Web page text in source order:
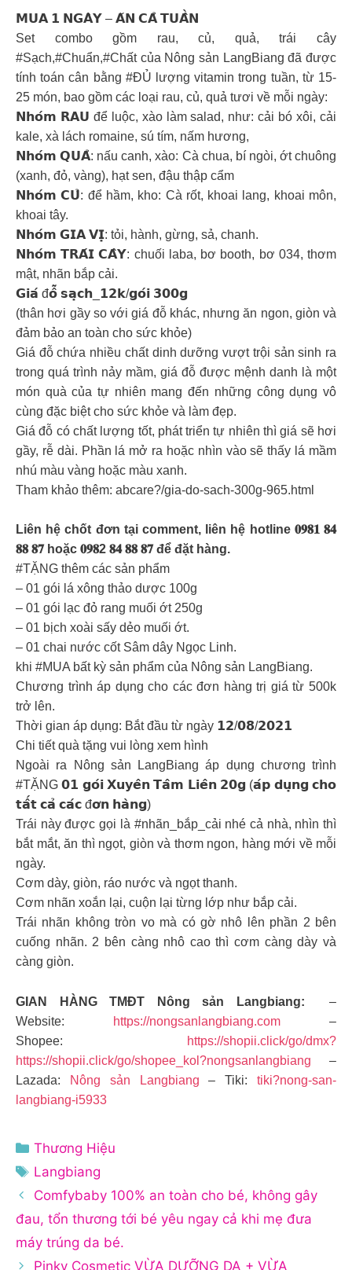
𝗠𝗨𝗔 𝟭 𝗡𝗚𝗔̀𝗬 – 𝗔̆𝗡 𝗖𝗔̉ 𝗧𝗨𝗔̂̀𝗡
Set combo gồm rau, củ, quả, trái cây
#Sạch,#Chuẩn,#Chất của Nông sản LangBiang đã được
tính toán cân bằng #ĐỦ lượng vitamin trong tuần, từ 15-
25 món, bao gồm các loại rau, củ, quả tươi về mỗi ngày:
𝗡𝗵𝗼́𝗺 𝗥𝗔𝗨 để luộc, xào làm salad, như: cải bó xôi, cải
kale, xà lách romaine, sú tím, nấm hương,
𝗡𝗵𝗼́𝗺 𝗤𝗨𝗔̉: nấu canh, xào: Cà chua, bí ngòi, ớt chuông
(xanh, đỏ, vàng), hạt sen, đậu thập cẩm
𝗡𝗵𝗼́𝗺 𝗖𝗨̉: để hầm, kho: Cà rốt, khoai lang, khoai môn,
khoai tây.
𝗡𝗵𝗼́𝗺 𝗚𝗜𝗔 𝗩𝗜̣: tỏi, hành, gừng, sả, chanh.
𝗡𝗵𝗼́𝗺 𝗧𝗥𝗔́𝗜 𝗖𝗔̂𝗬: chuối laba, bơ booth, bơ 034, thơm
mật, nhãn bắp cải.
𝗚𝗶𝗮́ đ𝗼̂̃ 𝘀𝗮̣𝗰𝗵_𝟭𝟮𝗸/𝗴𝗼́𝗶 𝟯𝟬𝟬𝗴
(thân hơi gầy so với giá đỗ khác, nhưng ăn ngon, giòn và
đảm bảo an toàn cho sức khỏe)
Giá đỗ chứa nhiều chất dinh dưỡng vượt trội sản sinh ra
trong quá trình nảy mầm, giá đỗ được mệnh danh là một
món quà của tự nhiên mang đến những công dụng vô
cùng đặc biệt cho sức khỏe và làm đẹp.
Giá đỗ có chất lượng tốt, phát triển tự nhiên thì giá sẽ hơi
gầy, rễ dài. Phần lá mở ra hoặc nhìn vào sẽ thấy lá mầm
nhú màu vàng hoặc màu xanh.
Tham khảo thêm: abcare?/gia-do-sach-300g-965.html
Liên hệ chốt đơn tại comment, liên hệ hotline 𝟎𝟗𝟖𝟏 𝟖𝟒
𝟖𝟖 𝟖𝟕 hoặc 𝟎𝟗𝟖2 𝟖𝟒 𝟖𝟖 𝟖𝟕 để đặt hàng.
#TẶNG thêm các sản phẩm
– 01 gói lá xông thảo dược 100g
– 01 gói lạc đỏ rang muối ớt 250g
– 01 bịch xoài sấy dẻo muối ớt.
– 01 chai nước cốt Sâm dây Ngọc Linh.
khi #MUA bất kỳ sản phẩm của Nông sản LangBiang.
Chương trình áp dụng cho các đơn hàng trị giá từ 500k
trở lên.
Thời gian áp dụng: Bắt đầu từ ngày 𝟭𝟮/𝟬𝟴/𝟮𝟬𝟮𝟭
Chi tiết quà tặng vui lòng xem hình
Ngoài ra Nông sản LangBiang áp dụng chương trình
#TẶNG 𝟬𝟭 𝗴𝗼́𝗶 𝗫𝘂𝘆𝗲̂𝗻 𝗧𝗮̂𝗺 𝗟𝗶𝗲̂𝗻 𝟮𝟬𝗴 (𝗮́𝗽 𝗱𝘂̣𝗻𝗴 𝗰𝗵𝗼
𝘁𝗮̂́𝘁 𝗰𝗮̉ 𝗰𝗮́𝗰 đ𝗼̛𝗻 𝗵𝗮̀𝗻𝗴)
Trái này được gọi là #nhãn_bắp_cải nhé cả nhà, nhìn thì
bắt mắt, ăn thì ngọt, giòn và thơm ngon, hàng mới về mỗi
ngày.
Cơm dày, giòn, ráo nước và ngọt thanh.
Cơm nhãn xoắn lại, cuộn lại từng lớp như bắp cải.
Trái nhãn không tròn vo mà có gờ nhô lên phần 2 bên
cuống nhãn. 2 bên càng nhô cao thì cơm càng dày và
càng giòn.
GIAN HÀNG TMĐT Nông sản Langbiang:
–
Website:
https://nongsanlangbiang.com –
Shopee:
https://shopii.click/go/dmx?
https://shopii.click/go/shopee_kol?nongsanlangbiang –
Lazada:
Nông sản Langbiang – Tiki:tiki?nong-san-
langbiang-i5933
Danh
mục
Thương Hiệu
Thẻ
Langbiang
Comfybaby 100% an toàn cho bé, không gây
đau, tổn thương tới bé yêu ngay cả khi mẹ đưa
máy trúng da bé.
Pinky Cosmetic VỪA DƯỠNG DA + VỪA